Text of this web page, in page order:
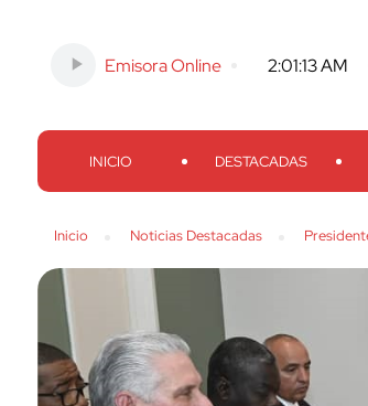
Emisora Online 2:01:14 AM
INICIO DESTACADAS
Inicio Noticias Destacadas